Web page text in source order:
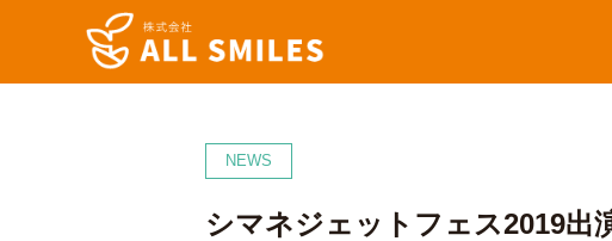
NEWS
シマネジェットフェス2019出